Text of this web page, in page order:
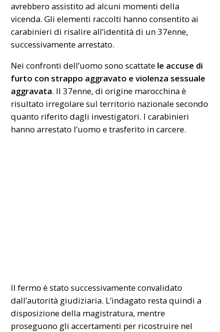
avrebbero assistito ad alcuni momenti della
vicenda. Gli elementi raccolti hanno consentito ai
carabinieri di risalire all’identità di un 37enne,
successivamente arrestato.
Nei confronti dell’uomo sono scattate le accuse di
furto con strappo aggravato e violenza sessuale
aggravata. Il 37enne, di origine marocchina è
risultato irregolare sul territorio nazionale secondo
quanto riferito dagli investigatori. I carabinieri
hanno arrestato l’uomo e trasferito in carcere.
Il fermo è stato successivamente convalidato
dall’autorità giudiziaria. L’indagato resta quindi a
disposizione della magistratura, mentre
proseguono gli accertamenti per ricostruire nel